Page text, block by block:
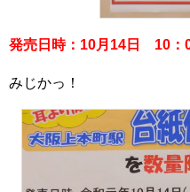
発売日時：10月14日 10
みじかっ！